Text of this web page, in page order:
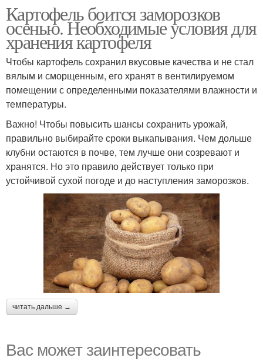
Картофель боится заморозков
осенью. Необходимые условия для
хранения картофеля
Чтобы картофель сохранил вкусовые качества и не стал
вялым и сморщенным, его хранят в вентилируемом
помещении с определенными показателями влажности и
температуры.
Важно! Чтобы повысить шансы сохранить урожай,
правильно выбирайте сроки выкапывания. Чем дольше
клубни остаются в почве, тем лучше они созревают и
хранятся. Но это правило действует только при
устойчивой сухой погоде и до наступления заморозков.
читать дальше →
Вас может заинтересовать